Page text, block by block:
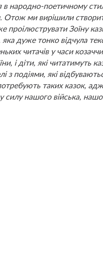
в народно-поетичному
Отож ми вирішили
проілюструвати Зоїну
дуже тонко відчула
читачів у часи
і діти, які читатимуть
з подіями, які
таких казок,
силу нашого війська,